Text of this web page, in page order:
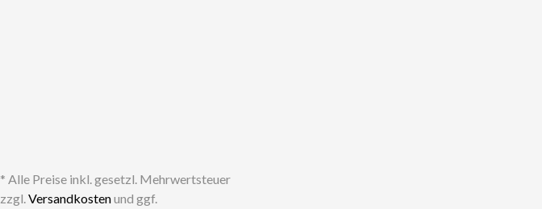
* Alle Preise inkl. gesetzl. Mehrwertsteuer
zzgl.Versandkostenund ggf.